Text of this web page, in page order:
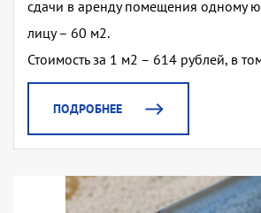
сдачи в аренду помещения одному
лицу – 60 м2.
Стоимость за 1 м2 – 614 рублей, в
ПОДРОБНЕЕ